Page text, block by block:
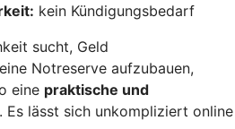
kein Kündigungsbedarf
sucht, Geld
Notreserve aufzubauen,
eine praktische und
. Es lässt sich unkompliziert online